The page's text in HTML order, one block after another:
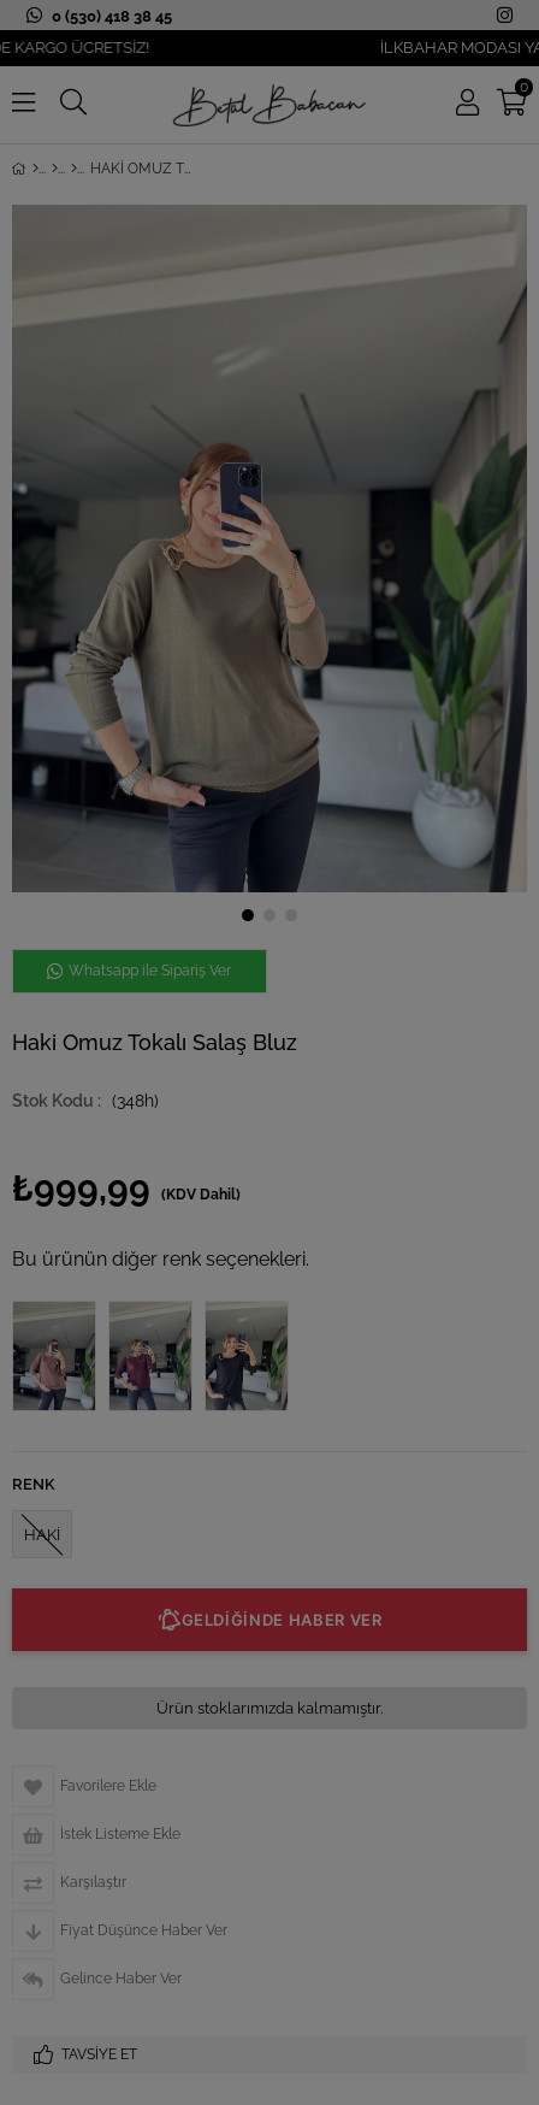
0 (530) 418 38 45
ÜCRETSİZ!
İLKBAHAR MODASI
0
HAKI OMUZ TOKALI SALAŞ BLUZ
Whatsapp ile Sipariş Ver
Haki Omuz Tokalı Salaş Bluz
(348h)
₺999,99 (KDV Dahil)
Bu ürünün diğer renk seçenekleri.
Tükendi
RENK
HAKİ
GELDİĞİNDE HABER VER
Ürün stoklarımızda kalmamıştır.
Favorilere Ekle
İstek Listeme Ekle
Karşılaştır
Fiyat Düşünce Haber Ver
Gelince Haber Ver
TAVSIYE ET